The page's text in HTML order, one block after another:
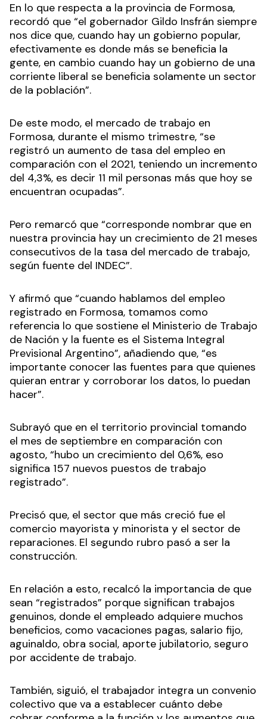
En lo que respecta a la provincia de Formosa,
recordó que “el gobernador Gildo Insfrán siempre
nos dice que, cuando hay un gobierno popular,
efectivamente es donde más se beneficia la
gente, en cambio cuando hay un gobierno de una
corriente liberal se beneficia solamente un sector
de la población”.
De este modo, el mercado de trabajo en
Formosa, durante el mismo trimestre, “se
registró un aumento de tasa del empleo en
comparación con el 2021, teniendo un incremento
del 4,3%, es decir 11 mil personas más que hoy se
encuentran ocupadas”.
Pero remarcó que “corresponde nombrar que en
nuestra provincia hay un crecimiento de 21 meses
consecutivos de la tasa del mercado de trabajo,
según fuente del INDEC”.
Y afirmó que “cuando hablamos del empleo
registrado en Formosa, tomamos como
referencia lo que sostiene el Ministerio de Trabajo
de Nación y la fuente es el Sistema Integral
Previsional Argentino”, añadiendo que, “es
importante conocer las fuentes para que quienes
quieran entrar y corroborar los datos, lo puedan
hacer”.
Subrayó que en el territorio provincial tomando
el mes de septiembre en comparación con
agosto, “hubo un crecimiento del 0,6%, eso
significa 157 nuevos puestos de trabajo
registrado”.
Precisó que, el sector que más creció fue el
comercio mayorista y minorista y el sector de
reparaciones. El segundo rubro pasó a ser la
construcción.
En relación a esto, recalcó la importancia de que
sean “registrados” porque significan trabajos
genuinos, donde el empleado adquiere muchos
beneficios, como vacaciones pagas, salario fijo,
aguinaldo, obra social, aporte jubilatorio, seguro
por accidente de trabajo.
También, siguió, el trabajador integra un convenio
colectivo que va a establecer cuánto debe